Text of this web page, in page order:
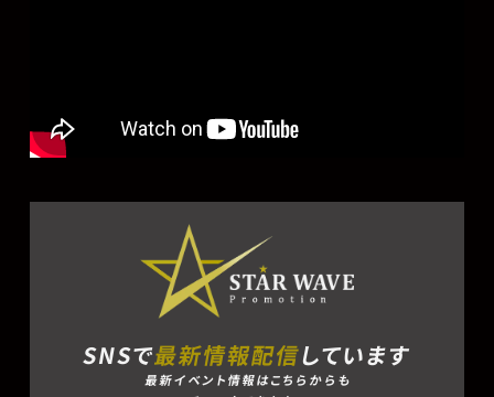
SNSで最新情報配信しています
最新イベント情報はこちらからも